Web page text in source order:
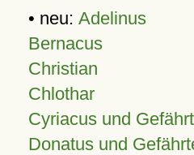
• neu: Adelinus
Bernacus
Christian
Chlothar
Cyriacus und
Donatus und